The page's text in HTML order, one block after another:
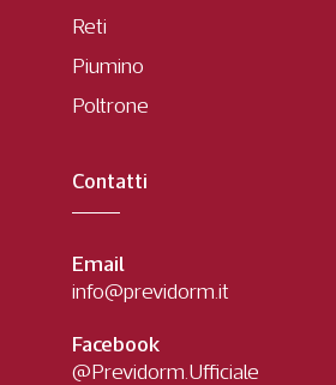
Reti
Piumino
Poltrone
Contatti
Email
info@previdorm.it
Facebook
@Previdorm.Ufficiale